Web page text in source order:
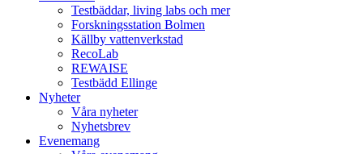
Testbäddar, living labs och mer
Forskningsstation Bolmen
Källby vattenverkstad
RecoLab
REWAISE
Testbädd Ellinge
Nyheter
Våra nyheter
Nyhetsbrev
Evenemang